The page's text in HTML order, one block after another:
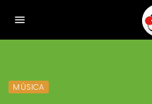
menu
MÚSICA